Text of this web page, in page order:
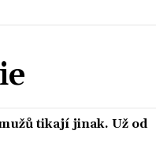
tikají jinak. Už od